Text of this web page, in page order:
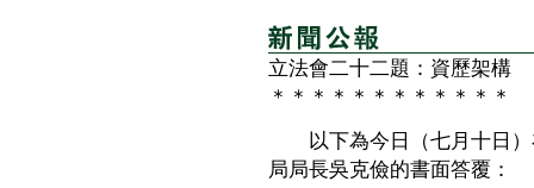
立法會二十二題：資歷架構
＊＊＊＊＊＊＊＊＊＊＊＊
以下為今日（七月十日）
局局長吳克儉的書面答覆：